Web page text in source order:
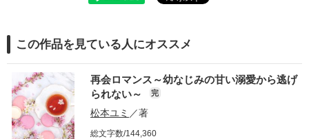
この作品を見ている人にオススメ
再会ロマンス～幼なじみの甘い溺愛から逃げ
られない～
完
松本ユミ ／著
総文字数/144,360